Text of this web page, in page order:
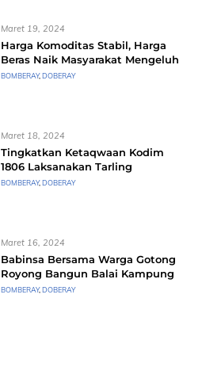
Maret 19, 2024
Harga Komoditas Stabil, Harga
Beras Naik Masyarakat Mengeluh
BOMBERAY,DOBERAY
Maret 18, 2024
Tingkatkan Ketaqwaan Kodim
1806 Laksanakan Tarling
BOMBERAY,DOBERAY
Maret 16, 2024
Babinsa Bersama Warga Gotong
Royong Bangun Balai Kampung
BOMBERAY,DOBERAY